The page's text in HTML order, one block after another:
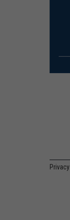
Privacy